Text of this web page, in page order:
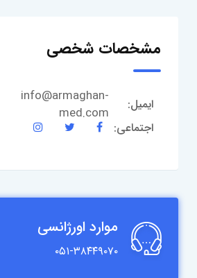
مشخصات شخصی
ایمیل:
info@armaghan-
med.com
اجتماعی:
موارد اورژانسی
۰۵۱-۳۸۴۴۹۰۷۰